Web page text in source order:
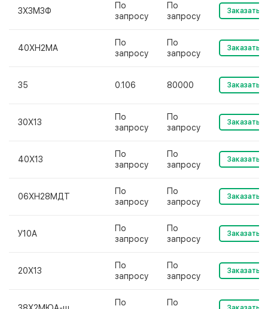
3Х3М3Ф
По
запросу
По
запросу
Заказать
40ХН2МА
По
запросу
По
запросу
Заказать
35 0.106 80000 Заказать
30Х13
По
запросу
По
запросу
Заказать
40Х13
По
запросу
По
запросу
Заказать
06ХН28МДТ
По
запросу
По
запросу
Заказать
У10А
По
запросу
По
запросу
Заказать
20Х13
По
запросу
По
запросу
Заказать
По
По